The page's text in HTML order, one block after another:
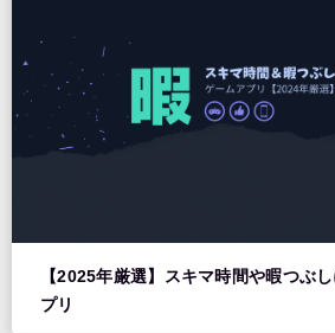
【2025年厳選】スキマ時間や暇つぶ
プリ